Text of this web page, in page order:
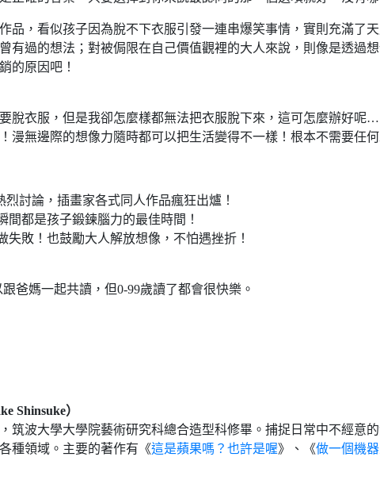
品，看似孩子因為脫不下衣服引發一連串爆笑事情，實則充滿了
有過的想法；對被侷限在自己價值觀裡的大人來說，則像是透過
的原因吧！
脫衣服，但是我卻怎麼樣都無法把衣服脫下來，這可怎麼辦好呢
漫無邊際的想像力隨時都可以把生活變得不一樣！根本不需要任何
烈討論，插畫家各式同人作品瘋狂出爐！
間都是孩子鍛鍊腦力的最佳時間！
失敗！也鼓勵大人解放想像，不怕遇挫折！
爸媽一起共讀，但0-99歲讀了都會很快樂。
Shinsuke）
筑波大學大學院藝術研究科總合造型科修畢。捕捉日常中不經意
種領域。主要的著作有《這是蘋果嗎？也許是喔》、《做一個機